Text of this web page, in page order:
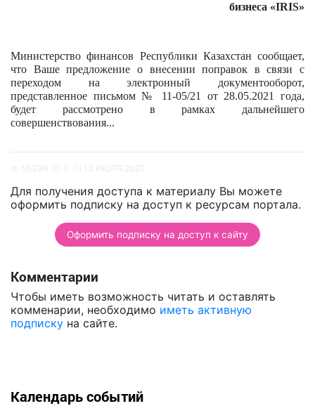
бизнеса «IRIS»
Министерство финансов Республики Казахстан сообщает,
что Ваше предложение о внесении поправок в связи с
переходом на электронный документооборот,
представленное письмом № 11-05/21 от 28.05.2021 года,
будет рассмотрено в рамках дальнейшего
совершенствования...
Для получения доступа к материалу Вы можете
оформить подписку на доступ к ресурсам портала.
Оформить подписку на доступ к сайту
Комментарии
Чтобы иметь возможность читать и оставлять
комменарии, необходимо иметь активную
подписку на сайте.
Календарь событий